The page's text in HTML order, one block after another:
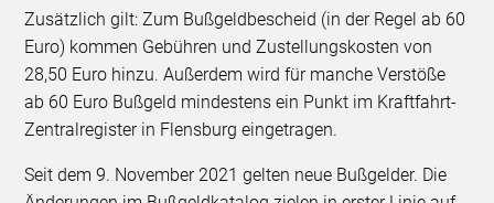
Zusätzlich gilt: Zum Bußgeldbescheid (in der Regel ab 60
Euro) kommen Gebühren und Zustellungskosten von
28,50 Euro hinzu. Außerdem wird für manche Verstöße
ab 60 Euro Bußgeld mindestens ein Punkt im Kraftfahrt-
Zentralregister in Flensburg eingetragen.
Seit dem 9. November 2021 gelten neue Bußgelder. Die